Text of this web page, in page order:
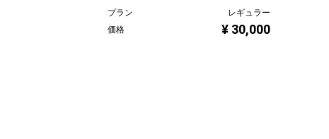
プラン
レギュラー
価格
¥ 30,000